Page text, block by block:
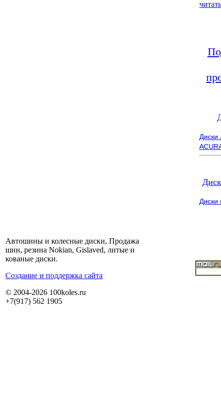
Диски
Автошины и колесные диски, Продажа
шин, резина Nokian, Gislaved, литые и
кованые диски.
Cоздание и поддержка сайта
© 2004-2026 100koles.ru
+7(917) 562 1905